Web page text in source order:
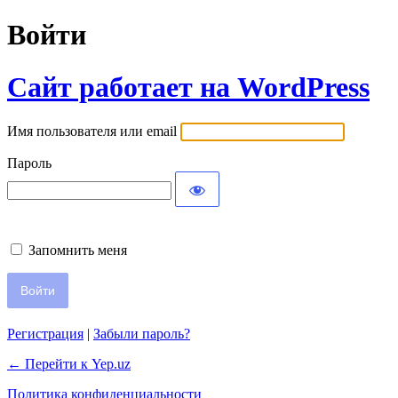
Войти
Сайт работает на WordPress
Имя пользователя или email
Пароль
Запомнить меня
Регистрация | Забыли пароль?
← Перейти к Yep.uz
Политика конфиденциальности